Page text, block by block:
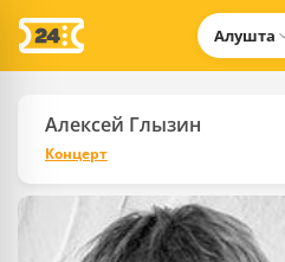
Алушта
Алексей Глызин
Концерт